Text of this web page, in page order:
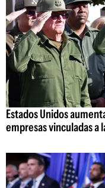
Estados Unidos
empresas vinculadas a